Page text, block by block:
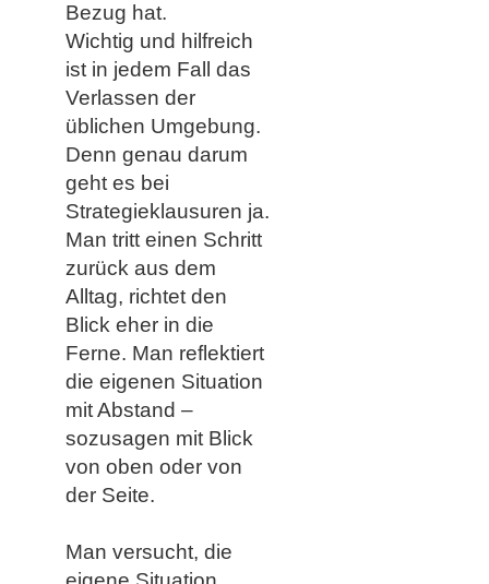
Bezug hat.
Wichtig und hilfreich
ist in jedem Fall das
Verlassen der
üblichen Umgebung.
Denn genau darum
geht es bei
Strategieklausuren ja.
Man tritt einen Schritt
zurück aus dem
Alltag, richtet den
Blick eher in die
Ferne. Man reflektiert
die eigenen Situation
mit Abstand –
sozusagen mit Blick
von oben oder von
der Seite.
Man versucht, die